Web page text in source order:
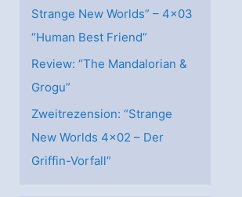
Strange New Worlds” – 4×03
“Human Best Friend”
Review: “The Mandalorian &
Grogu”
Zweitrezension: “Strange
New Worlds 4×02 – Der
Griffin-Vorfall”